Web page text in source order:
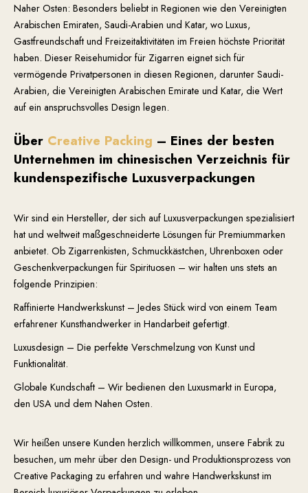
Naher Osten: Besonders beliebt in Regionen wie den Vereinigten
Arabischen Emiraten, Saudi-Arabien und Katar, wo Luxus,
Gastfreundschaft und Freizeitaktivitäten im Freien höchste Priorität
haben. Dieser Reisehumidor für Zigarren eignet sich für
vermögende Privatpersonen in diesen Regionen, darunter Saudi-
Arabien, die Vereinigten Arabischen Emirate und Katar, die Wert
auf ein anspruchsvolles Design legen.
Über Creative Packing – Eines der besten
Unternehmen im chinesischen Verzeichnis für
kundenspezifische Luxusverpackungen
Wir sind ein Hersteller, der sich auf Luxusverpackungen spezialisiert
hat und weltweit maßgeschneiderte Lösungen für Premiummarken
anbietet. Ob Zigarrenkisten, Schmuckkästchen, Uhrenboxen oder
Geschenkverpackungen für Spirituosen – wir halten uns stets an
folgende Prinzipien:
Raffinierte Handwerkskunst – Jedes Stück wird von einem Team
erfahrener Kunsthandwerker in Handarbeit gefertigt.
Luxusdesign – Die perfekte Verschmelzung von Kunst und
Funktionalität.
Globale Kundschaft – Wir bedienen den Luxusmarkt in Europa,
den USA und dem Nahen Osten.
Wir heißen unsere Kunden herzlich willkommen, unsere Fabrik zu
besuchen, um mehr über den Design- und Produktionsprozess von
Creative Packaging zu erfahren und wahre Handwerkskunst im